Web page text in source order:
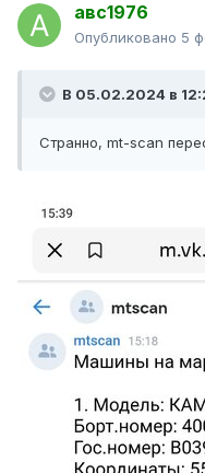
авс1976
Опубликовано 5
В 05.02.2024 в
Странно, mt-scan